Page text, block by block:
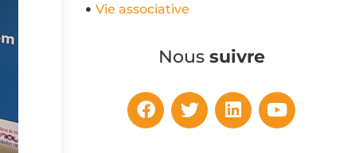
Vie associative
Nous suivre